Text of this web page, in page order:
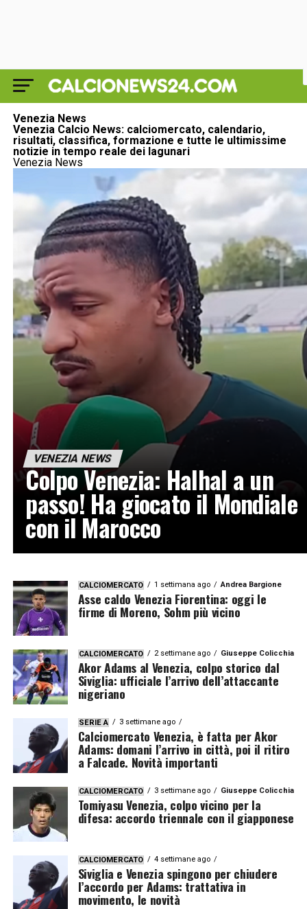
Venezia News
Venezia Calcio News: calciomercato, calendario,
risultati, classifica, formazione e tutte le ultimissime
notizie in tempo reale dei lagunari
Venezia News
VENEZIA NEWS
Colpo Venezia: Halhal a un
passo! Ha giocato il Mondiale
con il Marocco
CALCIOMERCATO 1 settimana ago Andrea Bargione
Asse caldo Venezia Fiorentina: oggi le
firme di Moreno, Sohm più vicino
CALCIOMERCATO 2 settimane ago Giuseppe Colicchia
Akor Adams al Venezia, colpo storico dal
Siviglia: ufficiale l’arrivo dell’attaccante
nigeriano
SERIE A 3 settimane ago
Calciomercato Venezia, è fatta per Akor
Adams: domani l’arrivo in città, poi il ritiro
a Falcade. Novità importanti
CALCIOMERCATO 3 settimane ago Giuseppe Colicchia
Tomiyasu Venezia, colpo vicino per la
difesa: accordo triennale con il giapponese
CALCIOMERCATO 4 settimane ago
Siviglia e Venezia spingono per chiudere
l’accordo per Adams: trattativa in
movimento, le novità